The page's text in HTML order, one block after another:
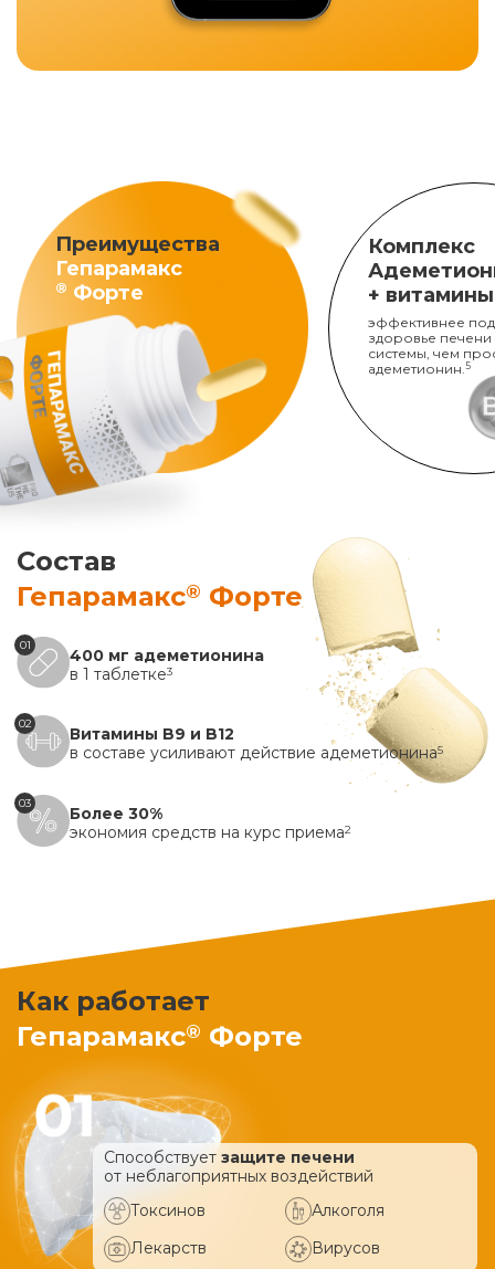
Преимущества
Гепарамакс
® Форте
Комплекс
+
эффективнее
здоровье печени
системы, чем
адеметионин. 5
Состав
Гепарамакс® Форте
01
400 мг адеметионина
в 1 таблетке3
02
Витамины B9 и B12
в составе усиливают действие адеметионина5
03
Более 30%
экономия средств на курс приема2
Как работает
Гепарамакс® Форте
Способствует защите печени
от неблагоприятных воздействий
Токсинов
Алкоголя
Лекарств
Вирусов